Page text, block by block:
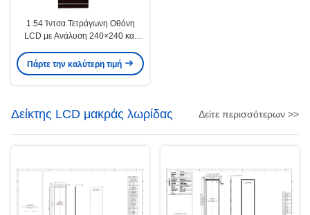
1.54 Ίντσα Τετράγωνη Οθόνη
LCD με Ανάλυση 240×240 και
Πάρτε την καλύτερη τιμή
Δείκτης LCD μακράς λωρίδας Δείτε περισσότερων >>